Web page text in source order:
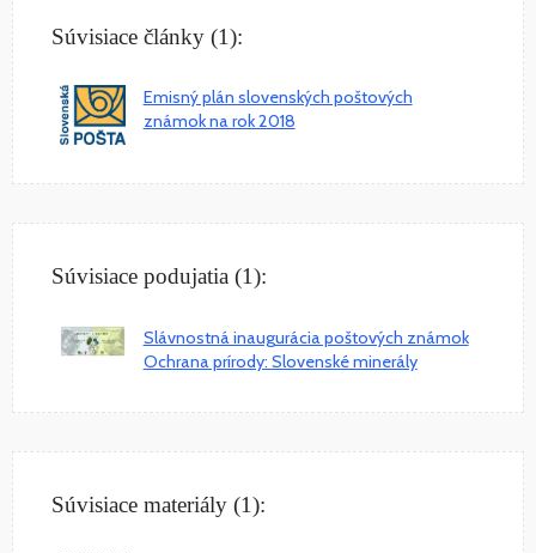
Súvisiace články (1):
Emisný plán slovenských poštových
známok na rok 2018
Súvisiace podujatia (1):
Slávnostná inaugurácia poštových známok
Ochrana prírody: Slovenské minerály
Súvisiace materiály (1):